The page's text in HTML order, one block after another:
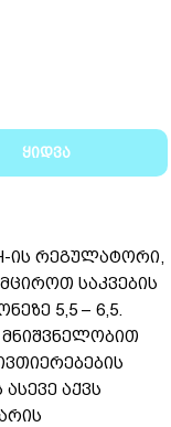
ყიდვა
ის რეგულატორი,
საკვების
5,5 – 6,5.
აქვს